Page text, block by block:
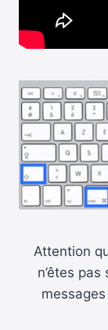
Attention
n’êtes